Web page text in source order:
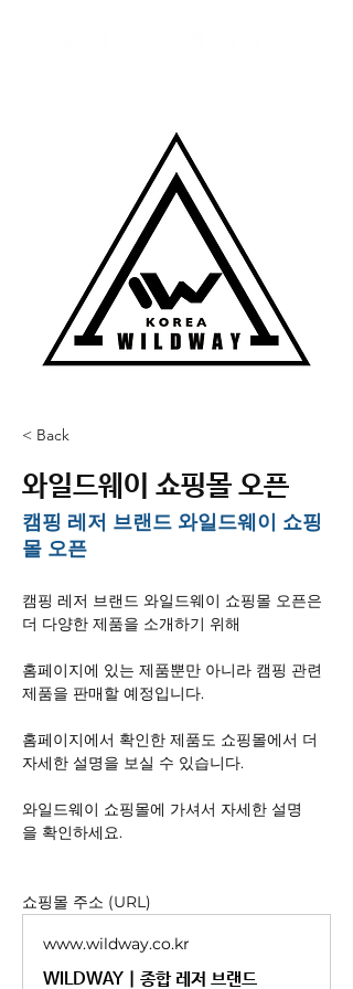
< Back
와일드웨이 쇼핑몰 오픈
캠핑 레저 브랜드 와일드웨이 쇼핑
몰 오픈
캠핑 레저 브랜드 와일드웨이 쇼핑몰 오픈은
더 다양한 제품을 소개하기 위해
홈페이지에 있는 제품뿐만 아니라 캠핑 관련
제품을 판매할 예정입니다.
홈페이지에서 확인한 제품도 쇼핑몰에서 더
자세한 설명을 보실 수 있습니다.
와일드웨이 쇼핑몰에 가셔서 자세한 설명
을 확인하세요.
쇼핑몰 주소 (URL)
www.wildway.co.kr
WILDWAY | 종합 레저 브랜드